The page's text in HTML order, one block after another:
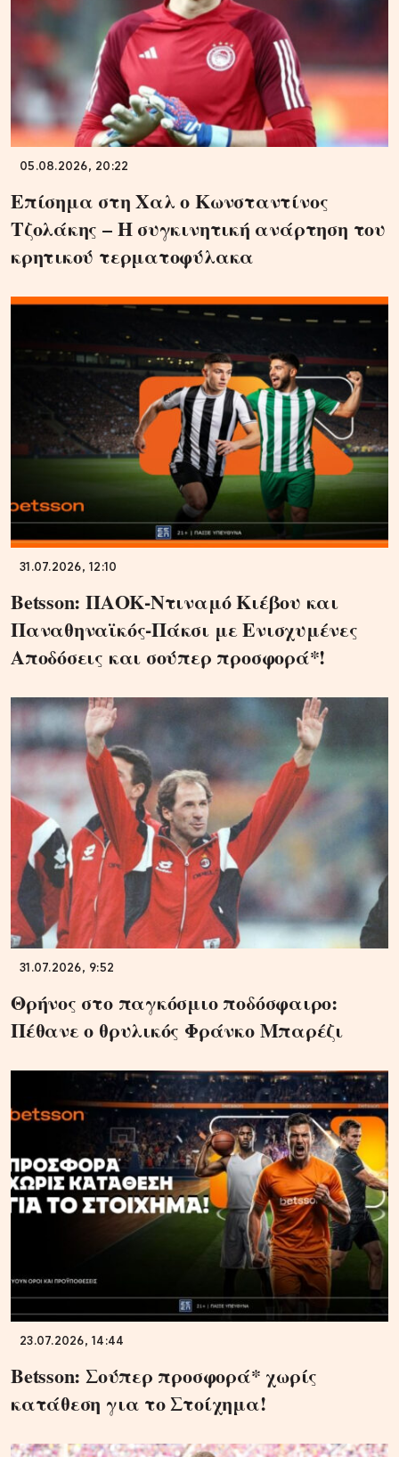
05.08.2026, 20:22
Επίσημα στη Χαλ ο Κωνσταντίνος
Τζολάκης – Η συγκινητική ανάρτηση του
κρητικού τερματοφύλακα
31.07.2026, 12:10
Betsson: ΠΑΟΚ-Ντιναμό Κιέβου και
Παναθηναϊκός-Πάκσι με Ενισχυμένες
Αποδόσεις και σούπερ προσφορά*!
31.07.2026, 9:52
Θρήνος στο παγκόσμιο ποδόσφαιρο:
Πέθανε ο θρυλικός Φράνκο Μπαρέζι
23.07.2026, 14:44
Betsson: Σούπερ προσφορά* χωρίς
κατάθεση για το Στοίχημα!